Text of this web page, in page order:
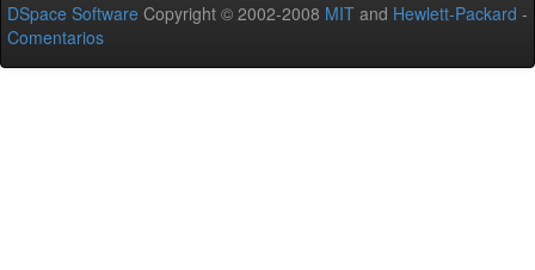
DSpace Software Copyright © 2002-2008 MIT and Hewlett-Packard -
Comentarios